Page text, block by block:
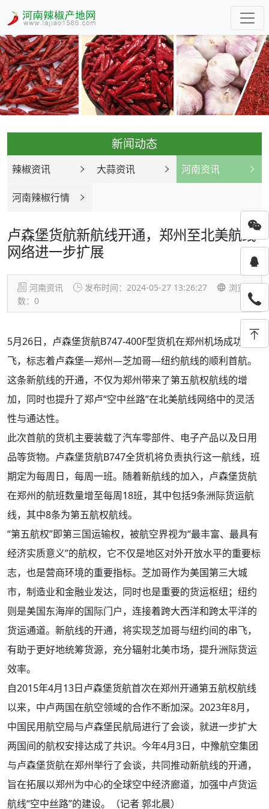
新闻动态
辣椒资讯 大蒜资讯 河南资讯
河南辣椒行情
卢森堡货航新航线开通，郑州至北美航线
网络进一步扩展
河南资讯 发布时间：2024-05-27 13:26:27
浏览
数： 0
5月26日，卢森堡货航B747-400F型货机在郑州机场成功起
飞，标志着卢森堡—郑州—芝加哥—纽约航线的顺利首航。
这条新航线的开通，不仅为郑州带来了第五航权航线的增
加，同时也提升了郑卢“空中丝路”在北美航线网络中的灵活
性与通达性。
此次首航的货机主要装载了汽车零部件、电子产品以及日用
品等货物。卢森堡货航B747全货机将负责执行这一航线，班
期定为每周日，每周一班。随着新航线的加入，卢森堡货航
在郑州的航班数量增至每周18班，其中包括9条洲际货运航
线，其中8条为第五航权航线。
“第五航权”即第三国运输权，被航空界视为“最丰富、最具有
经济实质意义”的航权，它不仅是地区对外开放水平的重要标
志，也是营商环境的重要指标。芝加哥作为美国第三大城
市，制造业和金融业发达，同时也是重要的货运枢纽；纽约
则是美国东海岸的国际门户，连接着跨大西洋和跨太平洋的
货运通道。新航线的开通，将实现芝加哥与纽约间的串飞，
有助于更好地统筹货源，充分辐射北美市场，提升洲际货运
效率。
自2015年4月13日卢森堡货航首次在郑州开通第五航权航线
以来，中卢两国在航空领域的合作不断加深。2023年8月，
中国民用航空局与卢森堡民航局进行了会谈，就进一步扩大
两国间的航权安排达成了共识。今年4月3日，中豫航空集团
与卢森堡货航在郑州举行了会谈，共同推动新航线的开通，
旨在拓展以郑州为中心的全球空中经济廊道，加强中卢货运
航线“空中丝路”的建设。（记者 郭北晨）